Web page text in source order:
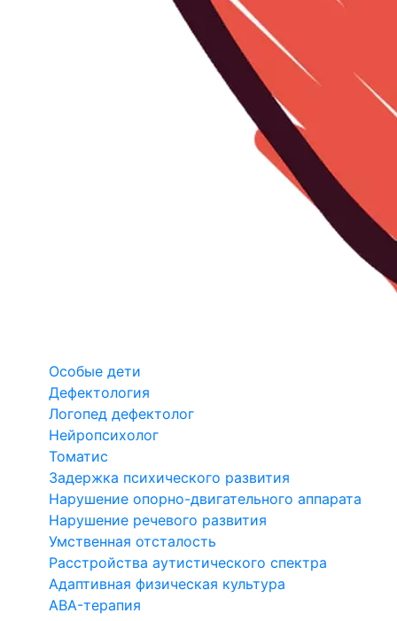
Особые дети
Дефектология
Логопед дефектолог
Нейропсихолог
Томатис
Задержка психического развития
Нарушение опорно-двигательного аппарата
Нарушение речевого развития
Умственная отсталость
Расстройства аутистического спектра
Адаптивная физическая культура
ABA-терапия